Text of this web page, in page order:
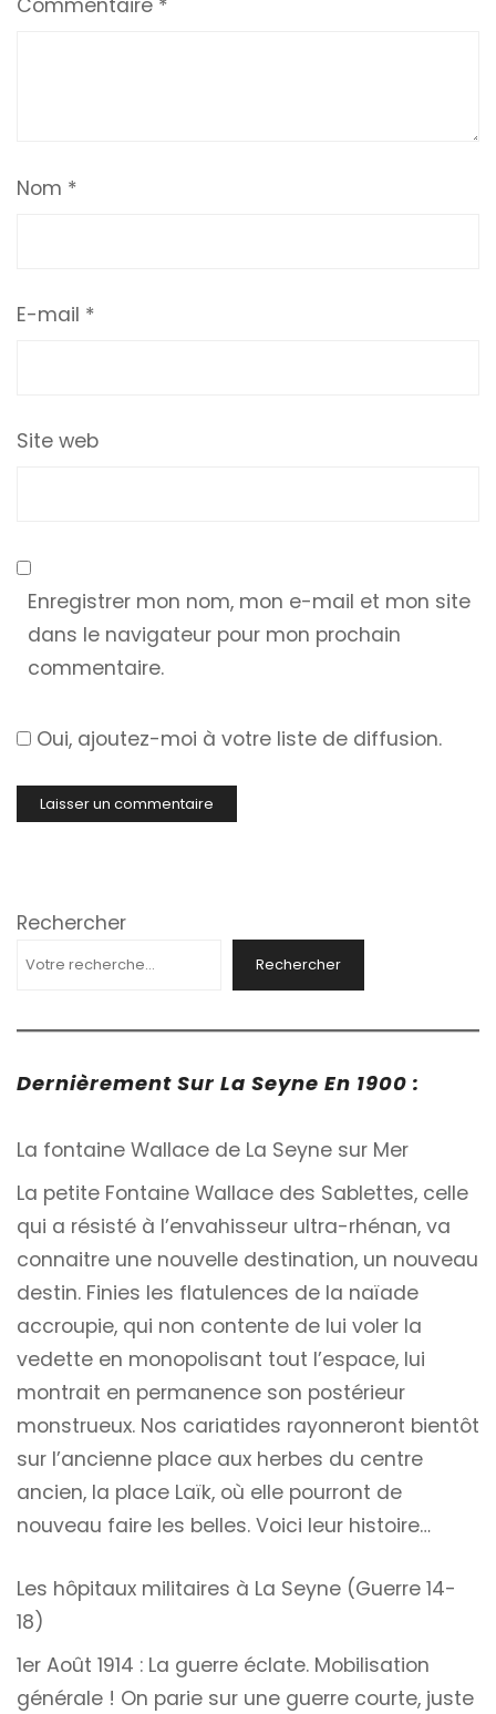
Commentaire *
Nom *
E-mail *
Site web
Enregistrer mon nom, mon e-mail et mon site
dans le navigateur pour mon prochain
commentaire.
Oui, ajoutez-moi à votre liste de diffusion.
Rechercher
Rechercher
Dernièrement Sur La Seyne En 1900 :
La fontaine Wallace de La Seyne sur Mer
La petite Fontaine Wallace des Sablettes, celle
qui a résisté à l’envahisseur ultra-rhénan, va
connaitre une nouvelle destination, un nouveau
destin. Finies les flatulences de la naïade
accroupie, qui non contente de lui voler la
vedette en monopolisant tout l’espace, lui
montrait en permanence son postérieur
monstrueux. Nos cariatides rayonneront bientôt
sur l’ancienne place aux herbes du centre
ancien, la place Laïk, où elle pourront de
nouveau faire les belles. Voici leur histoire…
Les hôpitaux militaires à La Seyne (Guerre 14-
18)
1er Août 1914 : La guerre éclate. Mobilisation
générale ! On parie sur une guerre courte, juste